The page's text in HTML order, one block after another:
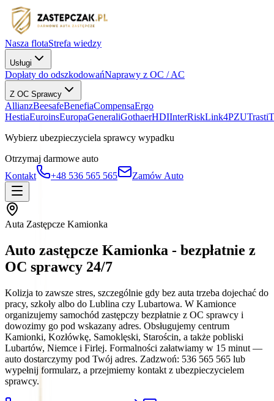
Nasza flotaStrefa wiedzy
Usługi
Dopłaty do odszkodowańNaprawy z OC / AC
Z OC Sprawcy
AllianzBeesafeBenefiaCompensaErgo
HestiaEuroinsEuropaGeneraliGothaerHDIInterRiskLink4PZUTrasti
Wybierz ubezpieczyciela sprawcy wypadku
Otrzymaj darmowe auto
Kontakt
+48 536 565 565 Zamów Auto
Auta Zastępcze Kamionka
Auto zastępcze Kamionka - bezpłatnie z
OC sprawcy 24/7
Kolizja to zawsze stres, szczególnie gdy bez auta trzeba dojechać do
pracy, szkoły albo do Lublina czy Lubartowa. W Kamionce
organizujemy samochód zastępczy bezpłatnie z OC sprawcy i
dowozimy go pod wskazany adres. Obsługujemy centrum
Kamionki, Kozłówkę, Samoklęski, Starościn, a także pobliski
Lubartów, Niemce i Firlej. Formalności załatwiamy w 15 minut —
auto dostarczymy pod Twój adres. Zadzwoń: 536 565 565 lub
wypełnij formularz, a przejmiemy kontakt z ubezpieczycielem
sprawcy.